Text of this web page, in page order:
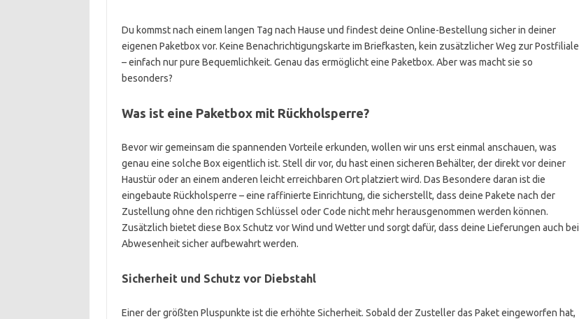
Du kommst nach einem langen Tag nach Hause und findest deine Online-Bestellung sicher in deiner
eigenen Paketbox vor. Keine Benachrichtigungskarte im Briefkasten, kein zusätzlicher Weg zur Postfiliale
– einfach nur pure Bequemlichkeit. Genau das ermöglicht eine Paketbox. Aber was macht sie so
besonders?
Was ist eine Paketbox mit Rückholsperre?
Bevor wir gemeinsam die spannenden Vorteile erkunden, wollen wir uns erst einmal anschauen, was
genau eine solche Box eigentlich ist. Stell dir vor, du hast einen sicheren Behälter, der direkt vor deiner
Haustür oder an einem anderen leicht erreichbaren Ort platziert wird. Das Besondere daran ist die
eingebaute Rückholsperre – eine raffinierte Einrichtung, die sicherstellt, dass deine Pakete nach der
Zustellung ohne den richtigen Schlüssel oder Code nicht mehr herausgenommen werden können.
Zusätzlich bietet diese Box Schutz vor Wind und Wetter und sorgt dafür, dass deine Lieferungen auch bei
Abwesenheit sicher aufbewahrt werden.
Sicherheit und Schutz vor Diebstahl
Einer der größten Pluspunkte ist die erhöhte Sicherheit. Sobald der Zusteller das Paket eingeworfen hat,